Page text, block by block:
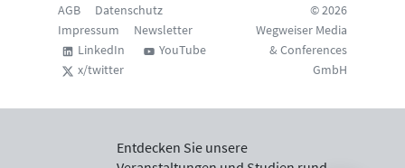
AGB
Datenschutz
Impressum
Newsletter
LinkedIn
YouTube
x/twitter
© 2026
Wegweiser Media
& Conferences
GmbH
Entdecken Sie unsere